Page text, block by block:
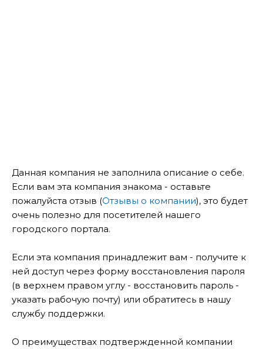
Данная компания не заполнила описание о себе.
Если вам эта компания знакома - оставьте
пожалуйста отзыв (Отзывы о компании), это будет
очень полезно для посетителей нашего
городского портала.
Если эта компания принадлежит вам - получите к
ней доступ через форму восстановления пароля
(в верхнем правом углу - восстановить пароль -
указать рабочую почту) или обратитесь в нашу
службу поддержки.
О преимуществах подтвержденной компании